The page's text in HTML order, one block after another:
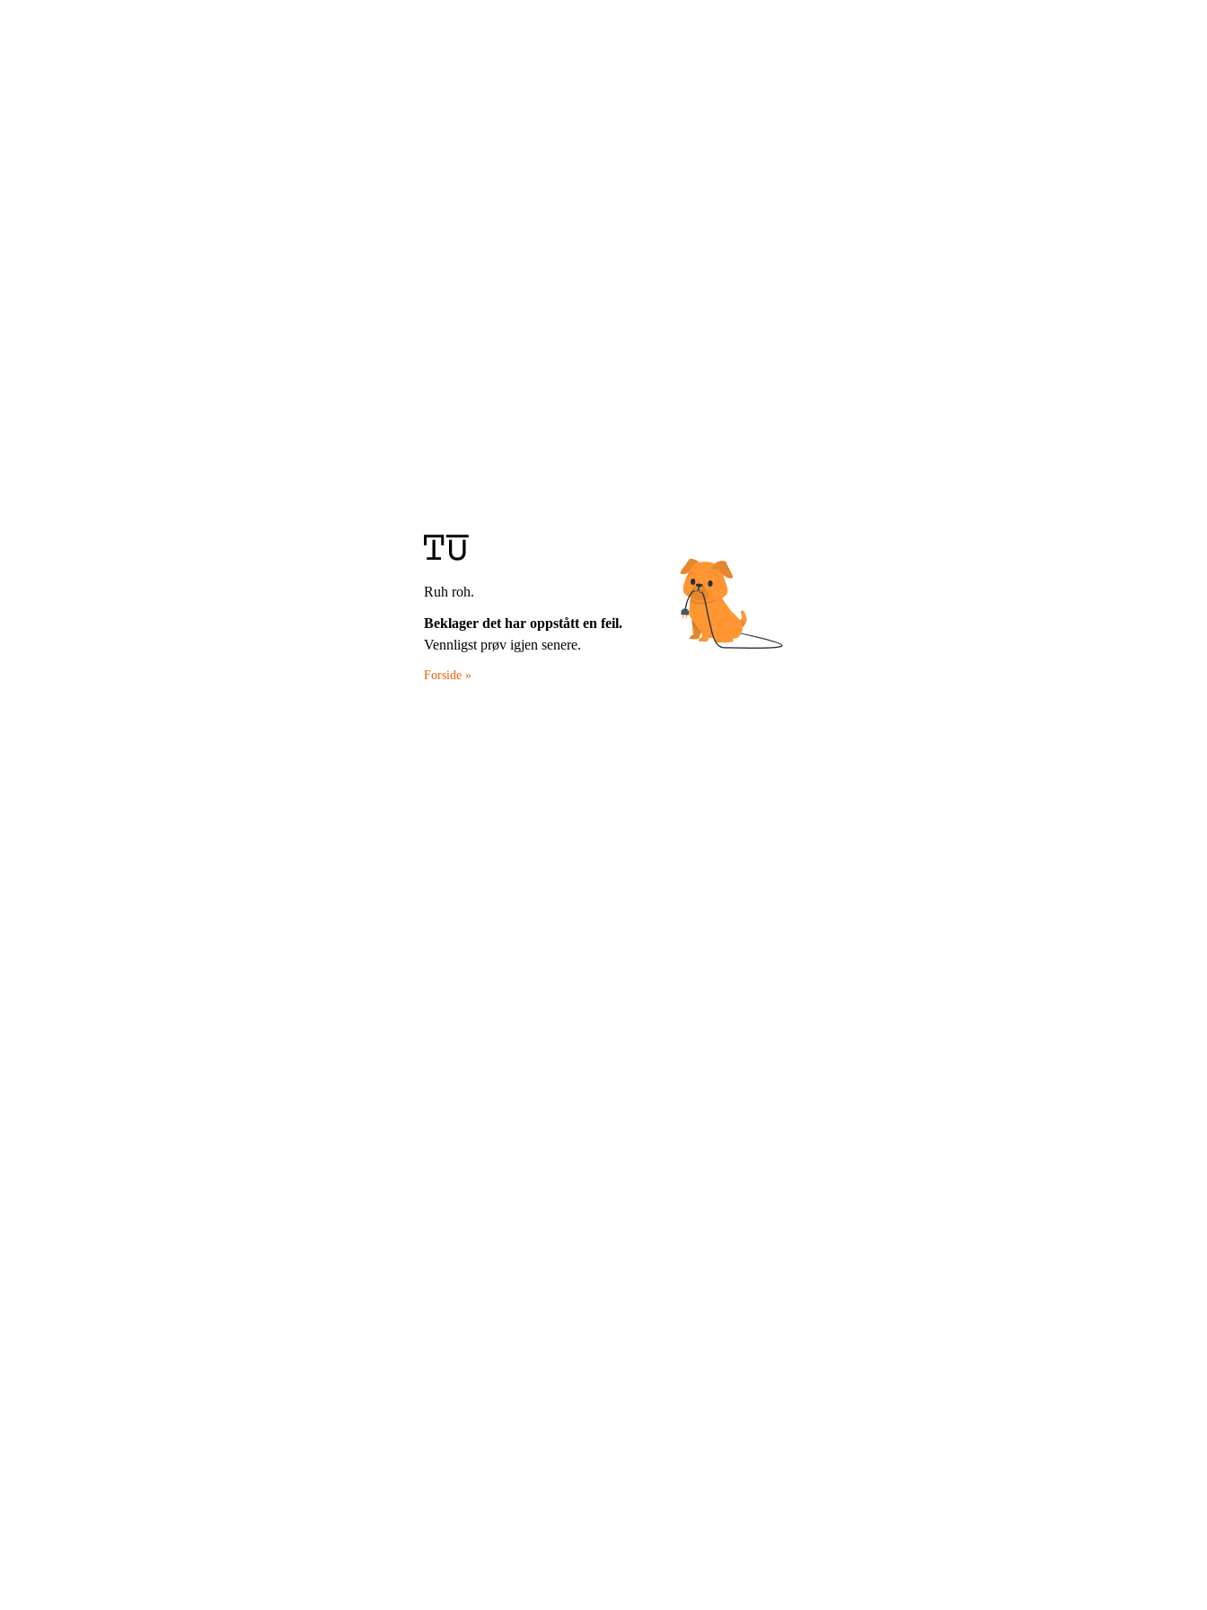
Ruh roh.
Beklager det har oppstått en feil.
Vennligst prøv igjen senere.
Forside »